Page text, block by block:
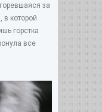
за
в которой
горстка
все